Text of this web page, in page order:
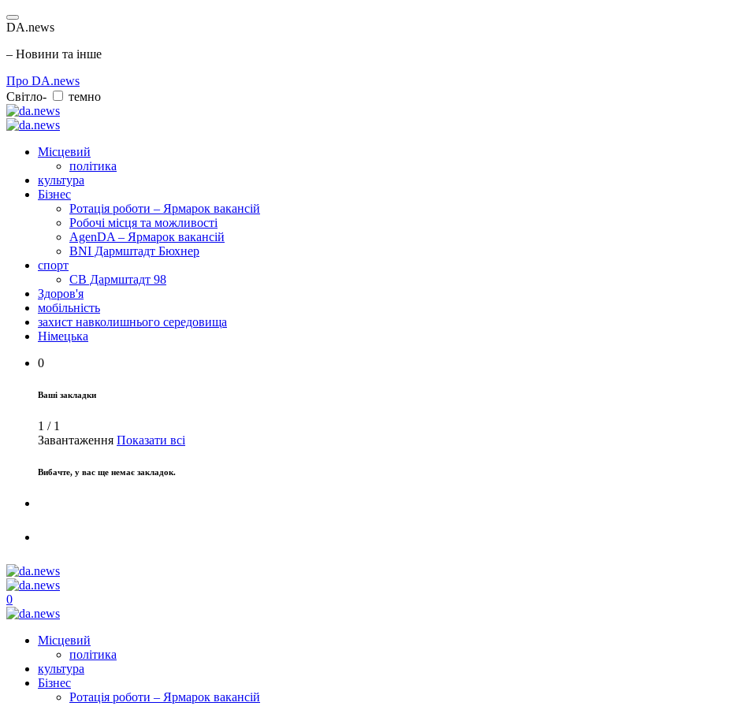
DA.news
– Новини та інше
Про DA.news
Світло-
темно
Місцевий
політика
культура
Бізнес
Ротація роботи – Ярмарок вакансій
Робочі місця та можливості
AgenDA – Ярмарок вакансій
BNI Дармштадт Бюхнер
спорт
СВ Дармштадт 98
Здоров'я
мобільність
захист навколишнього середовища
Німецька
0
Ваші закладки
1 / 1
Завантаження Показати всі
Вибачте, у вас ще немає закладок.
0
Місцевий
політика
культура
Бізнес
Ротація роботи – Ярмарок вакансій